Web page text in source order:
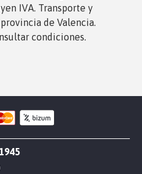
IVA. Transporte y
de Valencia.
condiciones.